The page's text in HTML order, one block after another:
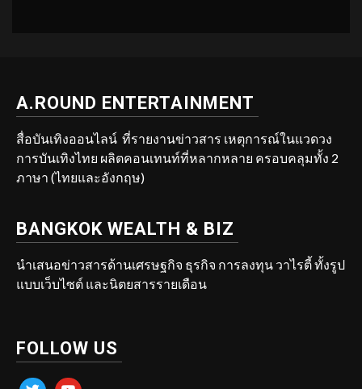
A.ROUND ENTERTAINMENT
สื่อบันเทิงออนไลน์ ที่รายงานข่าวสาร เหตุการณ์ในแวดวง
การบันเทิงไทย ผลิตคอนเทนท์ที่หลากหลาย ครอบคลุมทั้ง 2
ภาษา (ไทยและอังกฤษ)
BANGKOK WEALTH & BIZ
นำเสนอข่าวสารด้านเศรษฐกิจ ธุรกิจ การลงทุน วาไรตี้ ทั้งรูป
แบบเว็บไซต์ และนิตยสารรายเดือน
FOLLOW US
twitter youtube